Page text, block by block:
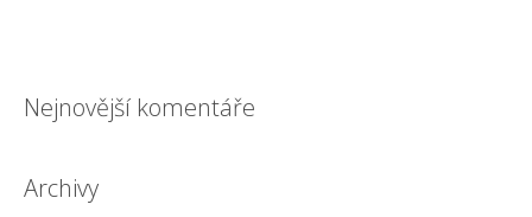
Nejnovější komentáře
Archivy